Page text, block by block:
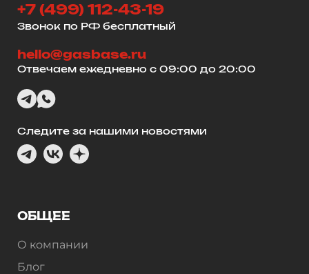
ОБЩЕЕ
О компании
Блог
+7 (499) 112-43-19
Звонок по РФ бесплатный
hello@gasbase.ru
Отвечаем ежедневно с 09:00 до 20:00
Следите за нашими новостями